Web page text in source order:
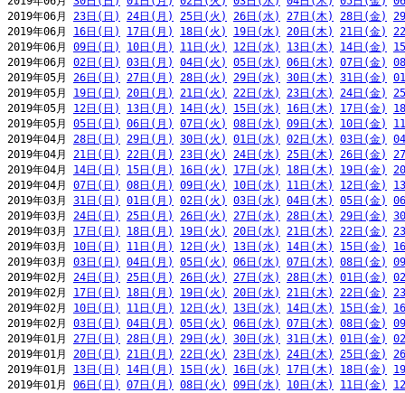
2019年06月 23日(日) 24日(月) 25日(火) 26日(水) 27日(木) 28日(金)
2019年06月 16日(日) 17日(月) 18日(火) 19日(水) 20日(木) 21日(金)
2019年06月 09日(日) 10日(月) 11日(火) 12日(水) 13日(木) 14日(金)
2019年06月 02日(日) 03日(月) 04日(火) 05日(水) 06日(木) 07日(金)
2019年05月 26日(日) 27日(月) 28日(火) 29日(水) 30日(木) 31日(金)
2019年05月 19日(日) 20日(月) 21日(火) 22日(水) 23日(木) 24日(金)
2019年05月 12日(日) 13日(月) 14日(火) 15日(水) 16日(木) 17日(金)
2019年05月 05日(日) 06日(月) 07日(火) 08日(水) 09日(木) 10日(金)
2019年04月 28日(日) 29日(月) 30日(火) 01日(水) 02日(木) 03日(金)
2019年04月 21日(日) 22日(月) 23日(火) 24日(水) 25日(木) 26日(金)
2019年04月 14日(日) 15日(月) 16日(火) 17日(水) 18日(木) 19日(金)
2019年04月 07日(日) 08日(月) 09日(火) 10日(水) 11日(木) 12日(金)
2019年03月 31日(日) 01日(月) 02日(火) 03日(水) 04日(木) 05日(金)
2019年03月 24日(日) 25日(月) 26日(火) 27日(水) 28日(木) 29日(金)
2019年03月 17日(日) 18日(月) 19日(火) 20日(水) 21日(木) 22日(金)
2019年03月 10日(日) 11日(月) 12日(火) 13日(水) 14日(木) 15日(金)
2019年03月 03日(日) 04日(月) 05日(火) 06日(水) 07日(木) 08日(金)
2019年02月 24日(日) 25日(月) 26日(火) 27日(水) 28日(木) 01日(金)
2019年02月 17日(日) 18日(月) 19日(火) 20日(水) 21日(木) 22日(金)
2019年02月 10日(日) 11日(月) 12日(火) 13日(水) 14日(木) 15日(金)
2019年02月 03日(日) 04日(月) 05日(火) 06日(水) 07日(木) 08日(金)
2019年01月 27日(日) 28日(月) 29日(火) 30日(水) 31日(木) 01日(金)
2019年01月 20日(日) 21日(月) 22日(火) 23日(水) 24日(木) 25日(金)
2019年01月 13日(日) 14日(月) 15日(火) 16日(水) 17日(木) 18日(金)
2019年01月 06日(日) 07日(月) 08日(火) 09日(水) 10日(木) 11日(金)